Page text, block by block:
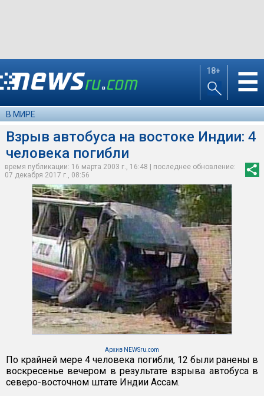
18+ ☰
В МИРЕ
Взрыв автобуса на востоке Индии: 4
человека погибли
время публикации: 16 марта 2003 г., 16:48 | последнее обновление:
07 декабря 2017 г., 08:56
Архив NEWSru.com
По крайней мере 4 человека погибли, 12 были ранены в
воскресенье вечером в результате взрыва автобуса в
северо-восточном штате Индии Ассам.